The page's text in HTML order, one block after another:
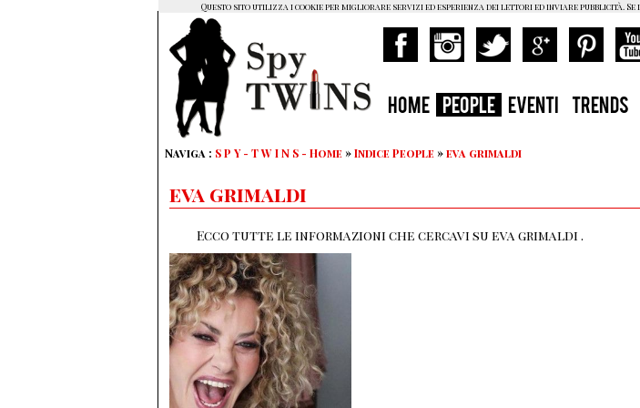
HOME PEOPLE EVENTI TRENDS
Naviga : S P Y - T W I N S - Home »Indice People »eva grimaldi
eva grimaldi
Ecco tutte le informazioni che cercavi su eva grimaldi .
Questo sito utilizza i cookie per migliorare servizi ed esperienza dei lettori ed inviare pubblicità.